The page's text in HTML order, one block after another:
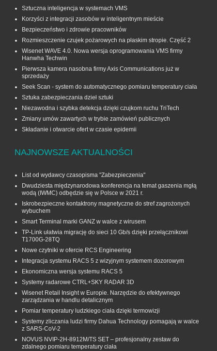
Sztuczna inteligencja w systemach VMS
Korzyści z integracji zasobów w inteligentnym mieście
Bezpieczeństwo i zdrowie pracowników
Rozmieszczenie czujek pożarowych na płaskim stropie. Część 2
Wisenet WAVE 4.0. Nowa wersja oprogramowania VMS firmy
Hanwha Techwin
Pierwsza kamera nasobna firmy Axis Communications już w
sprzedaży
Seek Scan - system do automatycznego pomiaru temperatury ciała
Sztuka zabezpieczania dzieł sztuki
Niezawodna i szybka detekcja dzięki czujkom ruchu TriTech
Zmiany umów zawartych w trybie zamówień publicznych
Składanie i otwarcie ofert w czasie epidemii
NAJNOWSZE AKTUALNOŚCI
List od wydawcy czasopisma "Zabezpieczenia"
Dwudziesta międzynarodowa konferencja na temat gaszenia mgłą
wodą (IWMC) odbędzie się w Polsce w 2021 r.
Iskrobezpieczne kontaktrony magnetyczne do stref zagrożonych
wybuchem
Smart Terminal marki GANZ w walce z wirusem
TP-Link ułatwia migrację do sieci 10 Gb/s dzięki przełącznikowi
T1700G‑28TQ
Nowe czytniki w ofercie RCS Engineering
Integracja systemu RACS 5 z wizyjnym systemem dozorowym
Ekonomiczna wersja systemu RACS 5
Systemy radarowe CTRL+SKY RADAR 3D
Wisenet Retail Insight w Europie. Narzędzie do efektywnego
zarządzania w handlu detalicznym
Pomiar temperatury ludzkiego ciała dzięki termowizji
Systemy zliczania ludzi firmy Dahua Technology pomagają w walce
z SARS-CoV-2
NOVUS NVIP-2H-8912M/TS SET – profesjonalny zestaw do
zdalnego pomiaru temperatury ciała